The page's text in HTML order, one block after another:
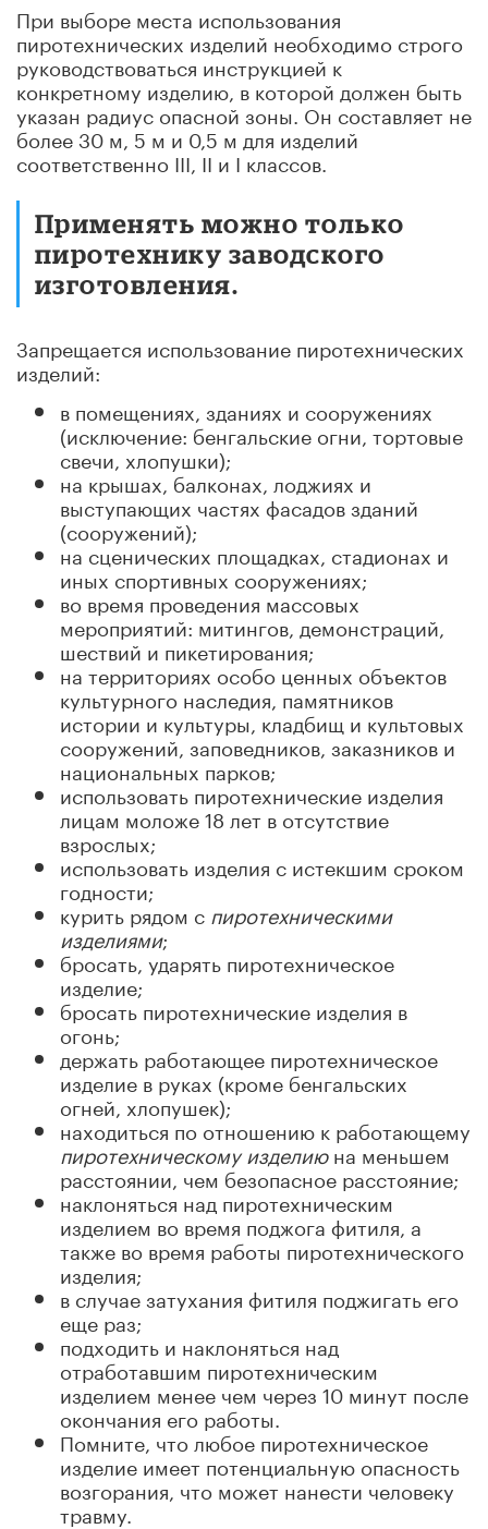
При выборе места использования
пиротехнических изделий необходимо строго
руководствоваться инструкцией к
конкретному изделию, в которой должен быть
указан радиус опасной зоны. Он составляет не
более 30 м, 5 м и 0,5 м для изделий
соответственно III, II и I классов.
Применять можно только
пиротехнику заводского
изготовления.
Запрещается использование пиротехнических
изделий:
в помещениях, зданиях и сооружениях
(исключение: бенгальские огни, тортовые
свечи, хлопушки);
на крышах, балконах, лоджиях и
выступающих частях фасадов зданий
(сооружений);
на сценических площадках, стадионах и
иных спортивных сооружениях;
во время проведения массовых
мероприятий: митингов, демонстраций,
шествий и пикетирования;
на территориях особо ценных объектов
культурного наследия, памятников
истории и культуры, кладбищ и культовых
сооружений, заповедников, заказников и
национальных парков;
использовать пиротехнические изделия
лицам моложе 18 лет в отсутствие
взрослых;
использовать изделия с истекшим сроком
годности;
курить рядом с пиротехническими
изделиями;
бросать, ударять пиротехническое
изделие;
бросать пиротехнические изделия в
огонь;
держать работающее пиротехническое
изделие в руках (кроме бенгальских
огней, хлопушек);
находиться по отношению к работающему
пиротехническому изделиюна меньшем
расстоянии, чем безопасное расстояние;
наклоняться над пиротехническим
изделием во время поджога фитиля, а
также во время работы пиротехнического
изделия;
в случае затухания фитиля поджигать его
еще раз;
подходить и наклоняться над
отработавшим пиротехническим
изделием менее чем через 10 минут после
окончания его работы.
Помните, что любое пиротехническое
изделие имеет потенциальную опасность
возгорания, что может нанести человеку
травму.